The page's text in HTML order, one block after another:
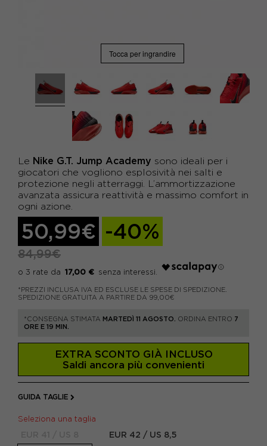
Tocca per ingrandire
Le Nike G.T. Jump Academy sono ideali per i
giocatori che vogliono esplosività nei salti e
protezione negli atterraggi. L’ammortizzazione
avanzata assicura reattività e massimo comfort in
ogni azione.
50,99€ -40%
84,99€
17,00 €
*PREZZI INCLUSA IVA ED ESCLUSE LE SPESE DI SPEDIZIONE.
SPEDIZIONE GRATUITA A PARTIRE DA 99,00€
*CONSEGNA STIMATA MARTEDÌ 11 AGOSTO. ORDINA ENTRO 7
ORE E 19 MIN.
EXTRA SCONTO GIÀ INCLUSO
Saldi ancora più convenienti
GUIDA TAGLIE
Seleziona una taglia
EUR 42 / US 8,5